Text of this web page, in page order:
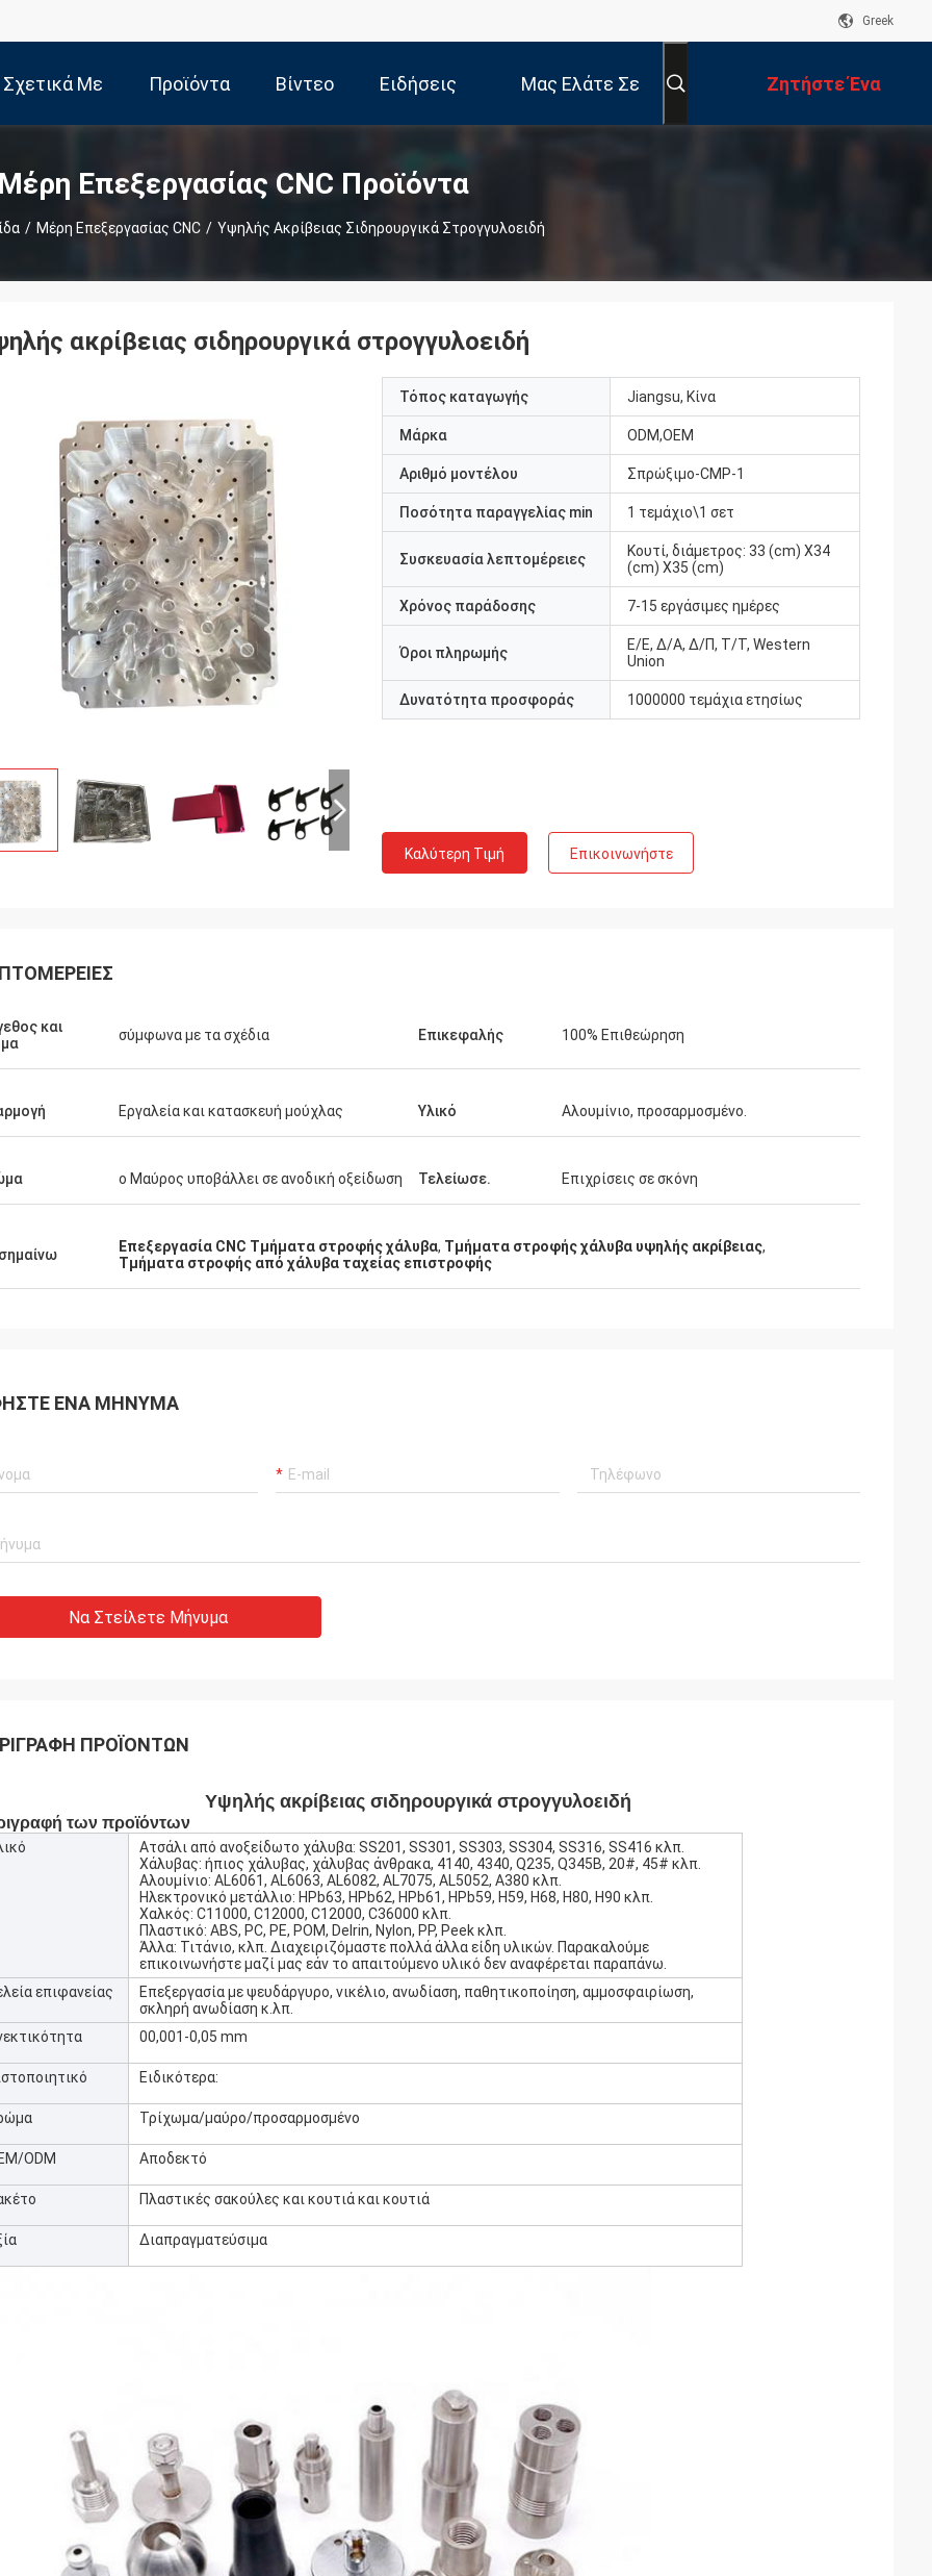
Greek
Σχετικά Με
Εμάς
Προϊόντα Βίντεο Ειδήσεις Μας Ελάτε Σε Ζητήστε Ένα
Απόσπασμα
Μέρη Επεξεργασίας CNC Προϊόντα
/ Μέρη Επεξεργασίας CNC / Υψηλής Ακρίβειας Σιδηρουργικά Στρογγυλοειδή
σας ευχαριστήσω για τα παιδιά
και εξαιρετική επικοινωνία.
ακρίβειας σιδηρουργικά στρογγυλοειδή
Τόπος καταγωγής Jiangsu, Κίνα
Μάρκα ODM,OEM
Αριθμό μοντέλου Σπρώξιμο-CMP-1
Ποσότητα παραγγελίας min 1 τεμάχιο\1 σετ
Συσκευασία λεπτομέρειες
Κουτί, διάμετρος: 33 (cm) X34
(cm) X35 (cm)
Χρόνος παράδοσης 7-15 εργάσιμες ημέρες
Όροι πληρωμής
Ε/Ε, Δ/Α, Δ/Π, Τ/Τ, Western
Union
Δυνατότητα προσφοράς 1000000 τεμάχια ετησίως
Καλύτερη Τιμή Επικοινωνήστε
και
σύμφωνα με τα σχέδια Επικεφαλής 100% Επιθεώρηση
Εργαλεία και κατασκευή μούχλας Υλικό Αλουμίνιο, προσαρμοσμένο.
ο Μαύρος υποβάλλει σε ανοδική οξείδωση Τελείωσε. Επιχρίσεις σε σκόνη
Επεξεργασία CNC Τμήματα στροφής χάλυβα, Τμήματα στροφής χάλυβα υψηλής ακρίβειας,
Τμήματα στροφής από χάλυβα ταχείας επιστροφής
ΈΝΑ ΜΉΝΥΜΑ
Να Στείλετε Μήνυμα
ΠΡΟΪΌΝΤΩΝ
Υψηλής ακρίβειας σιδηρουργικά στρογγυλοειδή
των προϊόντων
Ατσάλι από ανοξείδωτο χάλυβα: SS201, SS301, SS303, SS304, SS316, SS416 κλπ.
Χάλυβας: ήπιος χάλυβας, χάλυβας άνθρακα, 4140, 4340, Q235, Q345B, 20#, 45# κλπ.
Αλουμίνιο: AL6061, AL6063, AL6082, AL7075, AL5052, A380 κλπ.
Ηλεκτρονικό μετάλλιο: HPb63, HPb62, HPb61, HPb59, H59, H68, H80, H90 κλπ.
Χαλκός: C11000, C12000, C12000, C36000 κλπ.
Πλαστικό: ABS, PC, PE, POM, Delrin, Nylon, PP, Peek κλπ.
Άλλα: Τιτάνιο, κλπ. Διαχειριζόμαστε πολλά άλλα είδη υλικών. Παρακαλούμε
επικοινωνήστε μαζί μας εάν το απαιτούμενο υλικό δεν αναφέρεται παραπάνω.
επιφανείας
Επεξεργασία με ψευδάργυρο, νικέλιο, ανωδίαση, παθητικοποίηση, αμμοσφαιρίωση,
σκληρή ανωδίαση κ.λπ.
00,001-0,05 mm
Ειδικότερα:
Τρίχωμα/μαύρο/προσαρμοσμένο
ODM Αποδεκτό
Πλαστικές σακούλες και κουτιά και κουτιά
Διαπραγματεύσιμα